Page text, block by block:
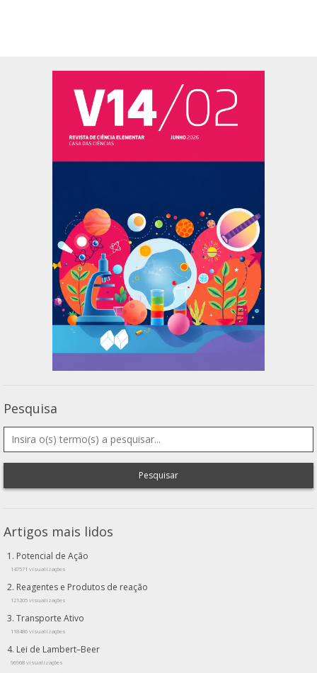
Pesquisa
Pesquisar
Artigos mais lidos
Potencial de Ação
147571 visualizações
Reagentes e Produtos de reação
121205 visualizações
Transporte Ativo
118486 visualizações
Lei de Lambert–Beer
96968 visualizações